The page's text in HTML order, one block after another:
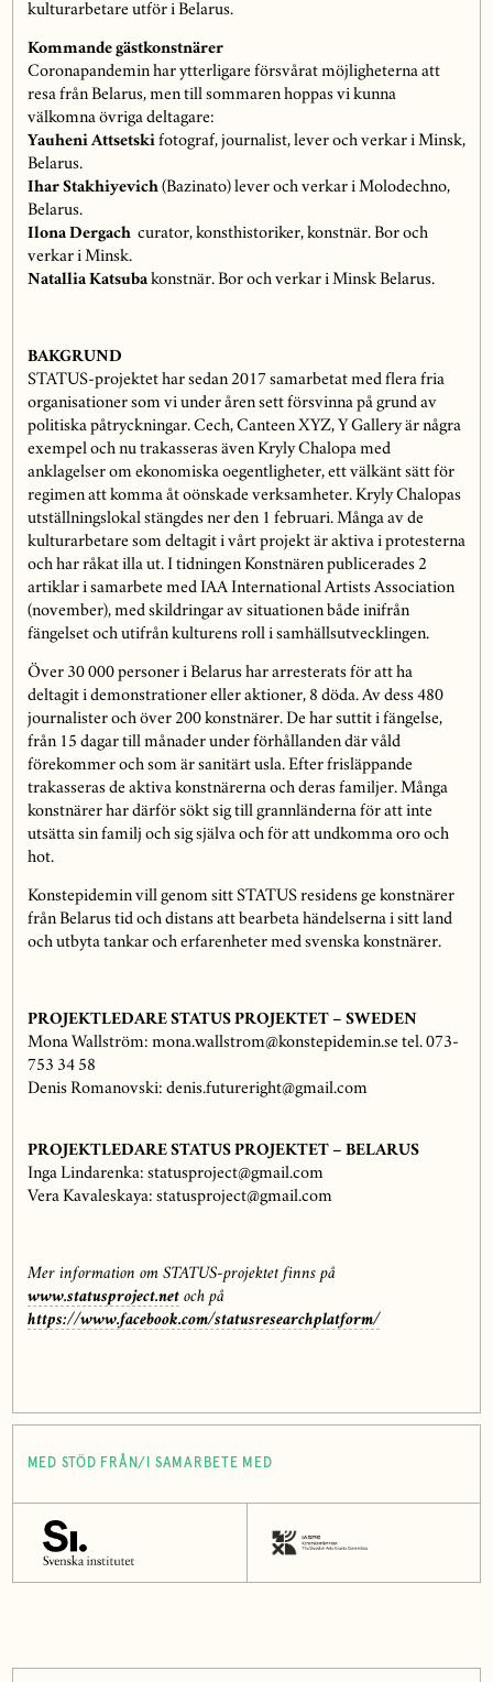
kulturarbetare utför i Belarus.
Kommande gästkonstnärer
Coronapandemin har ytterligare försvårat möjligheterna att
resa från Belarus, men till sommaren hoppas vi kunna
välkomna övriga deltagare:
Yauheni Attsetski fotograf, journalist, lever och verkar i Minsk,
Belarus.
Ihar Stakhiyevich(Bazinato) lever och verkar i Molodechno,
Belarus.
Ilona Dergachcurator, konsthistoriker, konstnär. Bor och
verkar i Minsk.
Natallia Katsubakonstnär. Bor och verkar i Minsk Belarus.
BAKGRUND
STATUS-projektet har sedan 2017 samarbetat med flera fria
organisationer som vi under åren sett försvinna på grund av
politiska påtryckningar. Cech, Canteen XYZ, Y Gallery är några
exempel och nu trakasseras även Kryly Chalopa med
anklagelser om ekonomiska oegentligheter, ett välkänt sätt för
regimen att komma åt oönskade verksamheter. Kryly Chalopas
utställningslokal stängdes ner den 1 februari. Många av de
kulturarbetare som deltagit i vårt projekt är aktiva i protesterna
och har råkat illa ut. I tidningen Konstnären publicerades 2
artiklar i samarbete med IAA International Artists Association
(november), med skildringar av situationen både inifrån
fängelset och utifrån kulturens roll i samhällsutvecklingen.
Över 30 000 personer i Belarus har arresterats för att ha
deltagit i demonstrationer eller aktioner, 8 döda. Av dess 480
journalister och över 200 konstnärer. De har suttit i fängelse,
från 15 dagar till månader under förhållanden där våld
förekommer och som är sanitärt usla. Efter frisläppande
trakasseras de aktiva konstnärerna och deras familjer. Många
konstnärer har därför sökt sig till grannländerna för att inte
utsätta sin familj och sig själva och för att undkomma oro och
hot.
Konstepidemin vill genom sitt STATUS residens ge konstnärer
från Belarus tid och distans att bearbeta händelserna i sitt land
och utbyta tankar och erfarenheter med svenska konstnärer.
PROJEKTLEDARE STATUS PROJEKTET – SWEDEN
Mona Wallström: mona.wallstrom@konstepidemin.se tel. 073-
753 34 58
Denis Romanovski: denis.futureright@gmail.com
PROJEKTLEDARE STATUS PROJEKTET – BELARUS
Inga Lindarenka: statusproject@gmail.com
Vera Kavaleskaya: statusproject@gmail.com
Mer information om STATUS-projektet finns på
www.statusproject.netoch på
https://www.facebook.com/statusresearchplatform/
MED STÖD FRÅN/I SAMARBETE MED